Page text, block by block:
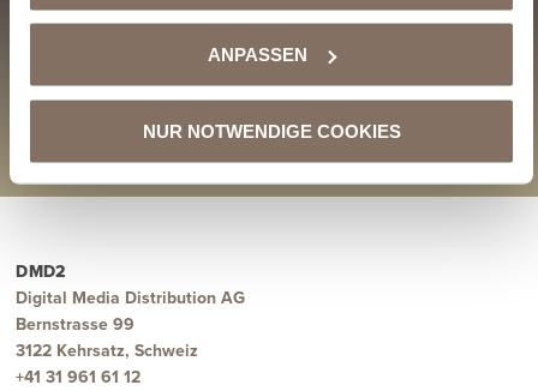
ANPASSEN
NUR NOTWENDIGE COOKIES
VORIGER BEITRAG
Music Talk Interview mit Oesch’s die Dritten
NÄCHSTER BEITRAG
ZURÜCK ZU ALLEN BLOGPOSTS
DMD2
Digital Media Distribution AG
Bernstrasse 99
3122 Kehrsatz, Schweiz
+41 31 961 61 12